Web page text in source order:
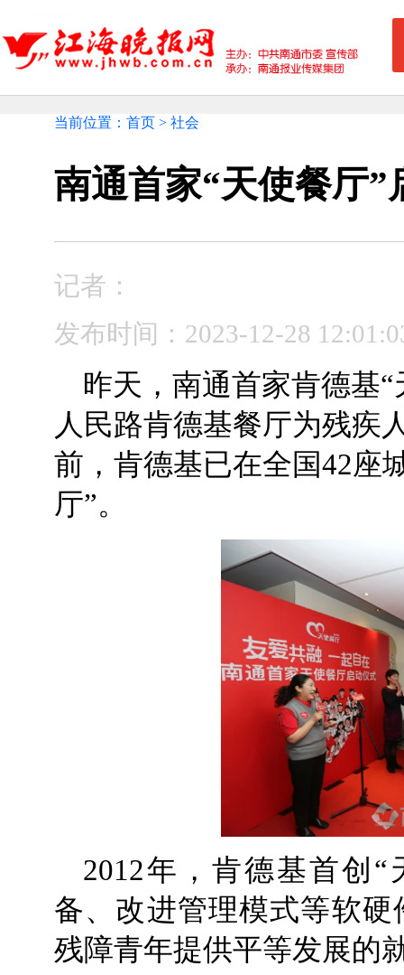
当前位置：首页 > 社会
南通首家“天使餐厅”
记者：
发布时间：2023-12-28
昨天，南通首家肯德基
人民路肯德基餐厅为残疾
前，肯德基已在全国42座
厅”。
2012年，肯德基首创
备、改进管理模式等软
残障青年提供平等发展的